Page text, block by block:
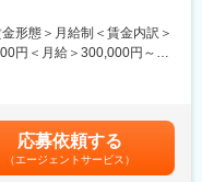
ます。同行には、ふるさと
想い」を「形」にできるフ
を超える拠点
岩手銀行は「地域社会の発
務改善支援
など
形態＞月給制＜賃金内訳＞
円＜月給＞300,000円～
じて上下する可能性があり
表記です。
応募依頼する
（エージェントサービス）